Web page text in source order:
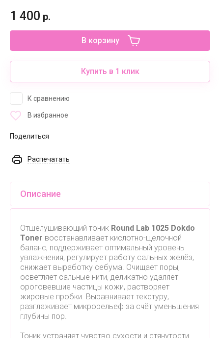
1 400 р.
В корзину
Купить в 1 клик
К сравнению
В избранное
Поделиться
Распечатать
Описание
Отшелушивающий тоник Round Lab 1025 Dokdo
Toner восстанавливает кислотно-щелочной
баланс, поддерживает оптимальный уровень
увлажнения, регулирует работу сальных желёз,
снижает выработку себума. Очищает поры,
осветляет сальные нити, деликатно удаляет
ороговевшие частицы кожи, растворяет
жировые пробки. Выравнивает текстуру,
разглаживает микрорельеф за счёт уменьшения
глубины пор.
Тоник устраняет чувство сухости и стянутости